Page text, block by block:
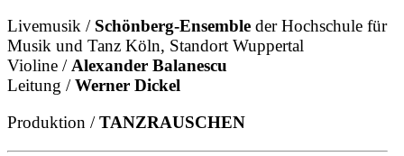
Livemusik / Schönberg-Ensemble der Hochschule für
Musik und Tanz Köln, Standort Wuppertal
Violine /Alexander Balanescu
Leitung /Werner Dickel
Produktion /TANZRAUSCHEN